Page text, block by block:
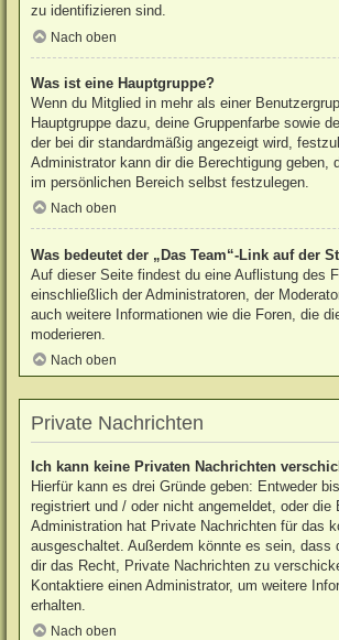
zu identifizieren sind.
Nach oben
Was ist eine Hauptgruppe?
Wenn du Mitglied in mehr als einer
Hauptgruppe dazu, deine Gruppenfarbe sowie
der bei dir standardmäßig angezeigt wird,
Administrator kann dir die Berechtigung geben,
im persönlichen Bereich selbst festzulegen.
Nach oben
Was bedeutet der „Das Team“-Link auf der
Auf dieser Seite findest du eine Auflistung des
einschließlich der Administratoren, der
auch weitere Informationen wie die Foren, die
moderieren.
Nach oben
Private Nachrichten
Ich kann keine Privaten Nachrichten
Hierfür kann es drei Gründe geben: Entweder
registriert und / oder nicht angemeldet, oder die
Administration hat Private Nachrichten für das
ausgeschaltet. Außerdem könnte es sein, dass
dir das Recht, Private Nachrichten zu
Kontaktiere einen Administrator, um weitere
erhalten.
Nach oben